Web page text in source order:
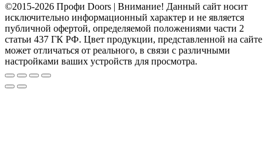
©2015-2026 Профи Doors | Внимание! Данный сайт носит
исключительно информационный характер и не является
публичной офертой, определяемой положениями части 2
статьи 437 ГК РФ. Цвет продукции, представленной на сайте
может отличаться от реального, в связи с различными
настройками ваших устройств для просмотра.